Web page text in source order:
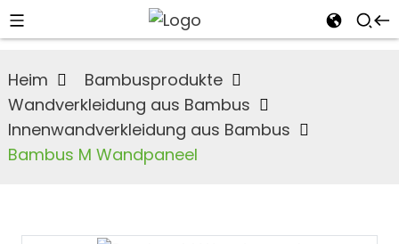
Heim
Bambusprodukte
Wandverkleidung aus Bambus
Innenwandverkleidung aus Bambus
Bambus M Wandpaneel